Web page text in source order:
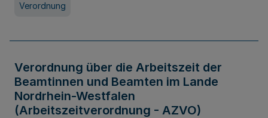
Verordnung
Verordnung über die Arbeitszeit der
Beamtinnen und Beamten im Lande
Nordrhein-Westfalen
(Arbeitszeitverordnung - AZVO)